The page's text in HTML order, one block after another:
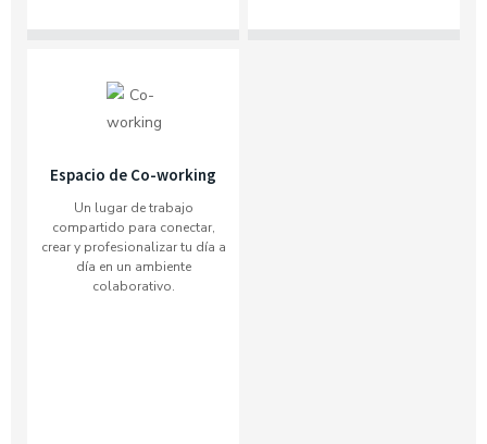
Espacio de Co-working
Un lugar de trabajo
compartido para conectar,
crear y profesionalizar tu día a
día en un ambiente
colaborativo.